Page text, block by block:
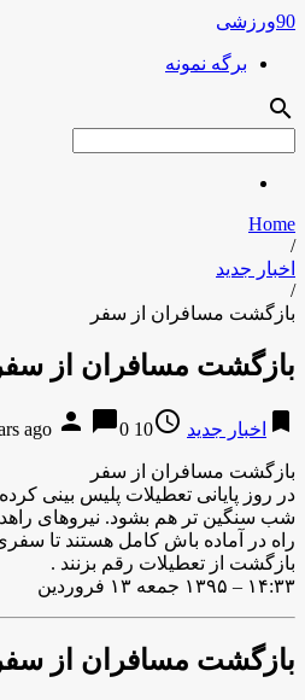
90ورزشی
برگه نمونه
search
Home
/
اخبار جدید
/
بازگشت مسافران از سفر
بازگشت مسافران از
bookmark اخبار جدید access_time
10 years ago
person chat_bubble0
بازگشت مسافران از سفر
در روز پایانی تعطیلات پلیس بینی کرده
شب سنگین تر هم بشود. نیروهای
راه در آماده باش کامل هستند تا
بازگشت از تعطیلات رقم بزنند .
۱۴:۳۳ – ۱۳۹۵ جمعه ۱۳ فروردین
بازگشت مسافران از